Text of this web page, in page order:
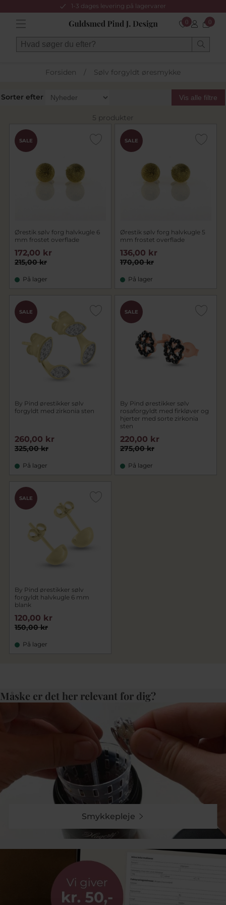
1-3 dages levering på lagervarer
0 0
Forsiden / Sølv forgyldt øresmykke
Sorter efter Vis alle filtre
5 produkter
SALE
Ørestik sølv forg halvkugle 6
mm frostet overflade
215,00 kr
172,00 kr
På lager
SALE
Ørestik sølv forg halvkugle 5
mm frostet overflade
170,00 kr
136,00 kr
På lager
SALE
By Pind ørestikker sølv
forgyldt med zirkonia sten
325,00 kr
260,00 kr
På lager
SALE
By Pind ørestikker sølv
rosaforgyldt med firkløver og
hjerter med sorte zirkonia
sten
275,00 kr
220,00 kr
På lager
SALE
By Pind ørestikker sølv
forgyldt halvkugle 6 mm
blank
150,00 kr
120,00 kr
På lager
Måske er det her relevant for dig?
Smykkepleje